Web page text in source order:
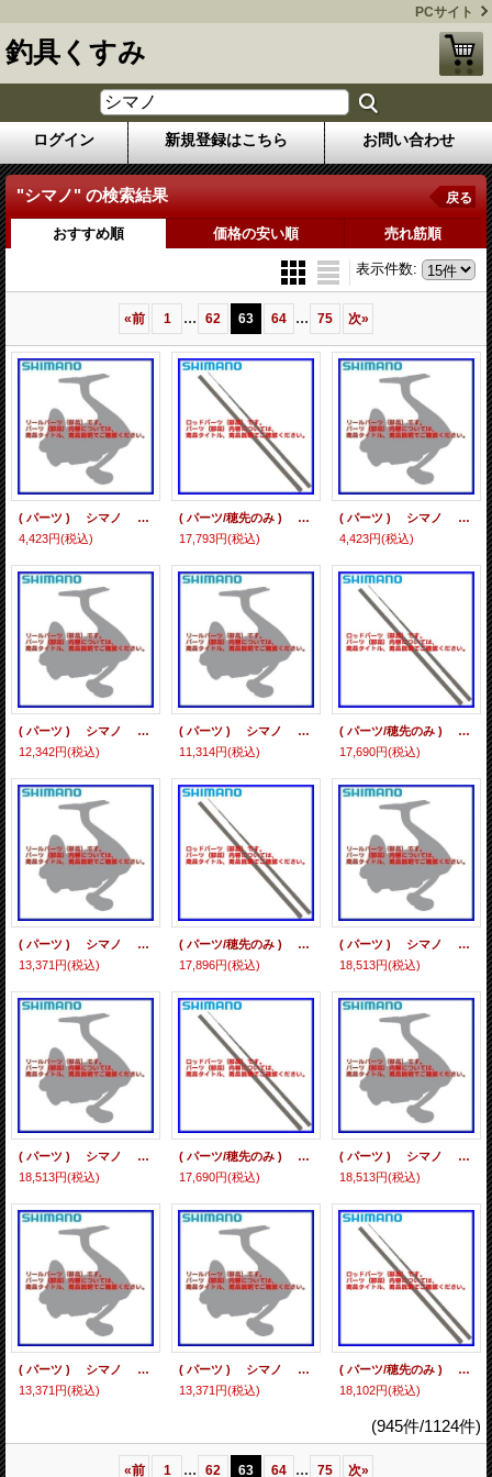
PCサイト
釣具くすみ
ログイン 新規登録はこちら お問い合わせ
"シマノ" の検索結果 戻る
おすすめ順 価格の安い順 売れ筋順
表示件数:
«前 1 ... 62 63 64 ... 75 次»
( パーツ ) シマノ 21 アルテグラ C3000HG *105 スプール組
4,423円(税込)
( パーツ/穂先のみ ) シマノ 21 セフィア XR S83ML #01 #1番
17,793円(税込)
( パーツ ) シマノ 21 アルテグラ C3000XG *105 スプール組
4,423円(税込)
( パーツ ) シマノ 21 エクスセンス 4000MXG *105 スプール組
12,342円(税込)
( パーツ ) シマノ 21 エクスセンス 3000MHG *105 スプール組
11,314円(税込)
( パーツ/穂先のみ ) シマノ 21 セフィア XR S86ML #01 #1番
17,690円(税込)
( パーツ ) シマノ 21 ツインパワーSW 6000PG *105 スプール組
13,371円(税込)
( パーツ/穂先のみ ) シマノ 21 セフィア XR S86M #01 #1番
17,896円(税込)
( パーツ ) シマノ 21 ツインパワーSW 10000PG *105 スプール組
18,513円(税込)
( パーツ ) シマノ 21 ツインパワーSW 14000PG *105 スプール組
18,513円(税込)
( パーツ/穂先のみ ) シマノ 21 セフィア XR S73MH #01 #1番
17,690円(税込)
( パーツ ) シマノ 21 ツインパワーSW 10000HG *105 スプール組
18,513円(税込)
( パーツ ) シマノ 21 ツインパワーSW 6000XG *105 スプール組
13,371円(税込)
( パーツ ) シマノ 21 ツインパワーSW 6000HG *105 スプール組
13,371円(税込)
( パーツ/穂先のみ ) シマノ 21 セフィア XR S86MH #01 #1番
18,102円(税込)
(945件/1124件)
«前 1 ... 62 63 64 ... 75 次»